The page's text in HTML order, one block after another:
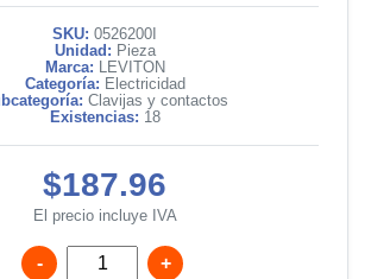
SKU: 0526200I
Unidad: Pieza
Marca: LEVITON
Categoría: Electricidad
Clavijas y contactos
Existencias: 18
$187.96
El precio incluye IVA
- +